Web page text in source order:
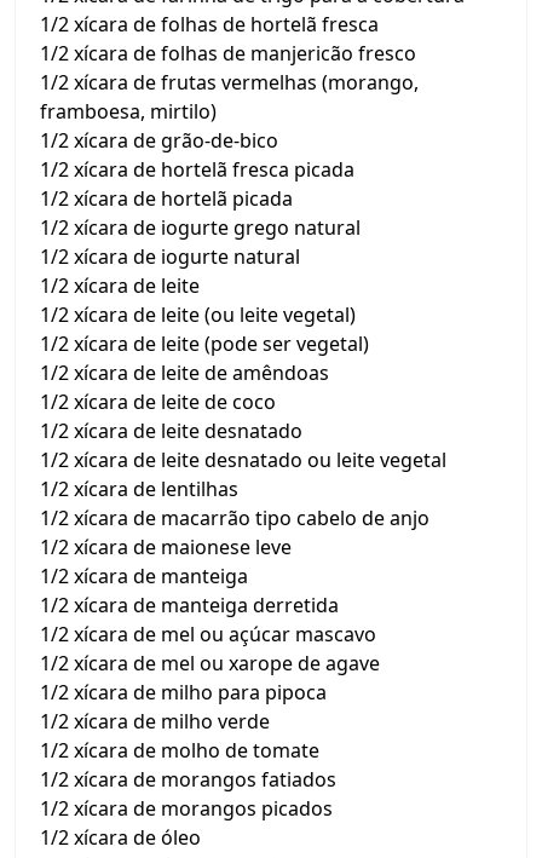
1/2 xícara de folhas de hortelã fresca
1/2 xícara de folhas de manjericão fresco
1/2 xícara de frutas vermelhas (morango,
framboesa, mirtilo)
1/2 xícara de grão-de-bico
1/2 xícara de hortelã fresca picada
1/2 xícara de hortelã picada
1/2 xícara de iogurte grego natural
1/2 xícara de iogurte natural
1/2 xícara de leite
1/2 xícara de leite (ou leite vegetal)
1/2 xícara de leite (pode ser vegetal)
1/2 xícara de leite de amêndoas
1/2 xícara de leite de coco
1/2 xícara de leite desnatado
1/2 xícara de leite desnatado ou leite vegetal
1/2 xícara de lentilhas
1/2 xícara de macarrão tipo cabelo de anjo
1/2 xícara de maionese leve
1/2 xícara de manteiga
1/2 xícara de manteiga derretida
1/2 xícara de mel ou açúcar mascavo
1/2 xícara de mel ou xarope de agave
1/2 xícara de milho para pipoca
1/2 xícara de milho verde
1/2 xícara de molho de tomate
1/2 xícara de morangos fatiados
1/2 xícara de morangos picados
1/2 xícara de óleo